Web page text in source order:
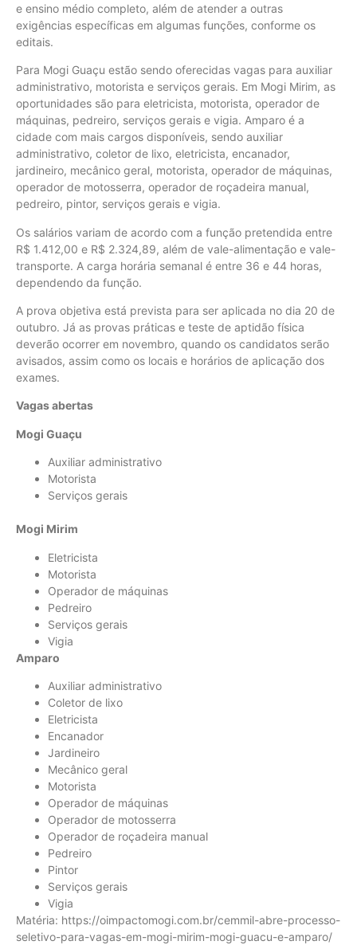
e ensino médio completo, além de atender a outras
exigências específicas em algumas funções, conforme os
editais.
Para Mogi Guaçu estão sendo oferecidas vagas para auxiliar
administrativo, motorista e serviços gerais. Em Mogi Mirim, as
oportunidades são para eletricista, motorista, operador de
máquinas, pedreiro, serviços gerais e vigia. Amparo é a
cidade com mais cargos disponíveis, sendo auxiliar
administrativo, coletor de lixo, eletricista, encanador,
jardineiro, mecânico geral, motorista, operador de máquinas,
operador de motosserra, operador de roçadeira manual,
pedreiro, pintor, serviços gerais e vigia.
Os salários variam de acordo com a função pretendida entre
R$ 1.412,00 e R$ 2.324,89, além de vale-alimentação e vale-
transporte. A carga horária semanal é entre 36 e 44 horas,
dependendo da função.
A prova objetiva está prevista para ser aplicada no dia 20 de
outubro. Já as provas práticas e teste de aptidão física
deverão ocorrer em novembro, quando os candidatos serão
avisados, assim como os locais e horários de aplicação dos
exames.
Vagas abertas
Mogi Guaçu
Auxiliar administrativo
Motorista
Serviços gerais
Mogi Mirim
Eletricista
Motorista
Operador de máquinas
Pedreiro
Serviços gerais
Vigia
Amparo
Auxiliar administrativo
Coletor de lixo
Eletricista
Encanador
Jardineiro
Mecânico geral
Motorista
Operador de máquinas
Operador de motosserra
Operador de roçadeira manual
Pedreiro
Pintor
Serviços gerais
Vigia
Matéria: https://oimpactomogi.com.br/cemmil-abre-processo-
seletivo-para-vagas-em-mogi-mirim-mogi-guacu-e-amparo/